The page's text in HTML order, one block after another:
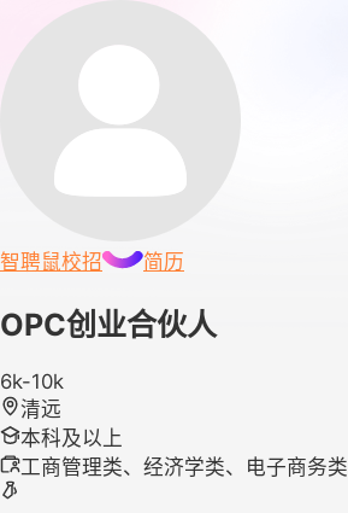
智聘鼠校招 简历
OPC创业合伙人
6k-10k
清远
本科及以上
工商管理类、经济学类、电子商务类